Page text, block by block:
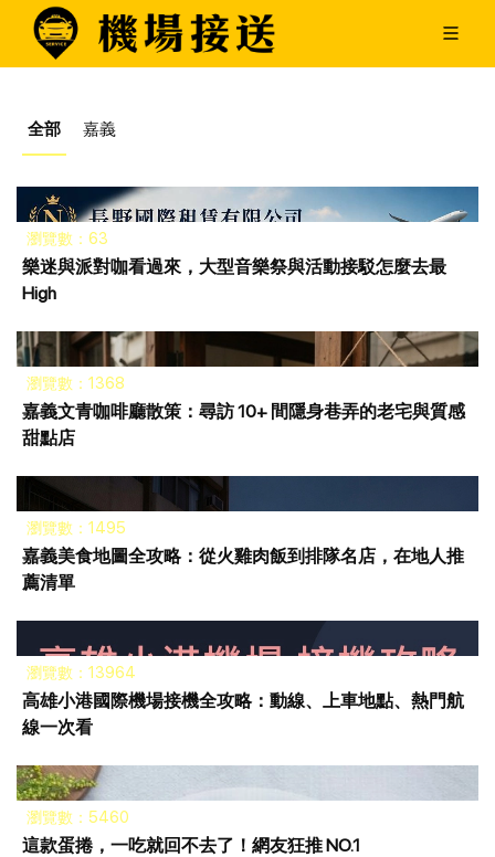
全部 嘉義
瀏覽數：63
樂迷與派對咖看過來，大型音樂祭與活動接駁怎麼去最
High
瀏覽數：1368
嘉義文青咖啡廳散策：尋訪 10+ 間隱身巷弄的老宅與質感
甜點店
瀏覽數：1495
嘉義美食地圖全攻略：從火雞肉飯到排隊名店，在地人推
薦清單
瀏覽數：13964
高雄小港國際機場接機全攻略：動線、上車地點、熱門航
線一次看
瀏覽數：5460
這款蛋捲，一吃就回不去了！網友狂推 NO.1